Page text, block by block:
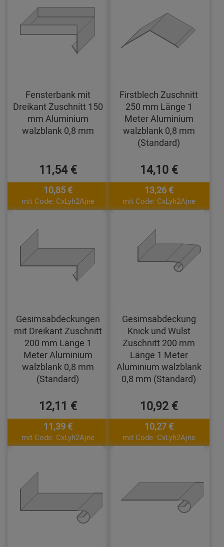
Fensterbank mit
Dreikant Zuschnitt 150
mm Aluminium
walzblank 0,8 mm
11,54 €
10,85 €
mit Code: CxLyh2Ajne
Firstblech Zuschnitt
250 mm Länge 1
Meter Aluminium
walzblank 0,8 mm
(Standard)
14,10 €
13,26 €
mit Code: CxLyh2Ajne
Gesimsabdeckungen
mit Dreikant Zuschnitt
200 mm Länge 1
Meter Aluminium
walzblank 0,8 mm
(Standard)
12,11 €
11,39 €
mit Code: CxLyh2Ajne
Gesimsabdeckung
Knick und Wulst
Zuschnitt 200 mm
Länge 1 Meter
Aluminium walzblank
0,8 mm (Standard)
10,92 €
10,27 €
mit Code: CxLyh2Ajne